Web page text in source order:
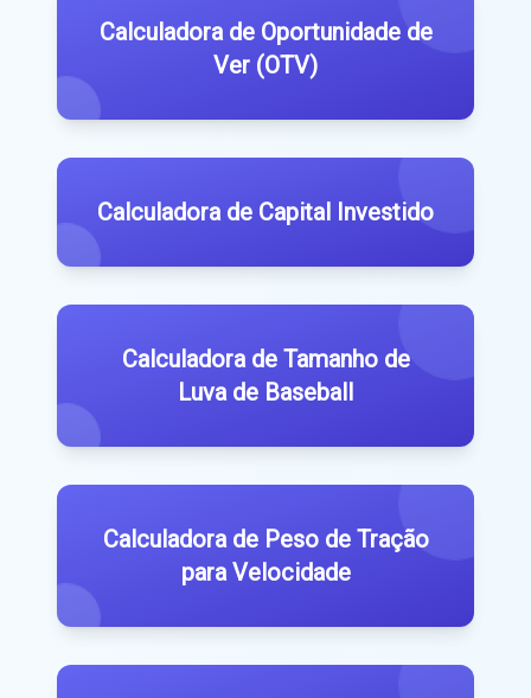
Calculadora de Oportunidade de
Ver (OTV)
Calculadora de Capital Investido
Calculadora de Tamanho de
Luva de Baseball
Calculadora de Peso de Tração
para Velocidade